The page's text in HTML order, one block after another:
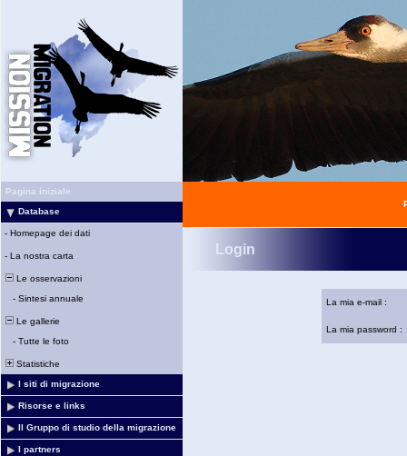
Pagina iniziale
Database
- Homepage dei dati
- La nostra carta
Le osservazioni
- Sintesi annuale
Le gallerie
- Tutte le foto
Statistiche
I siti di migrazione
Risorse e links
Il Gruppo di studio della migrazione
I partners
Login
La mia e-mail :
La mia password :